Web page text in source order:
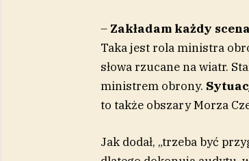
– Zakładam każdy
Taka jest rola ministra
słowa rzucane na wiatr.
ministrem obrony.
to także obszary Morza
Jak dodał, „trzeba być